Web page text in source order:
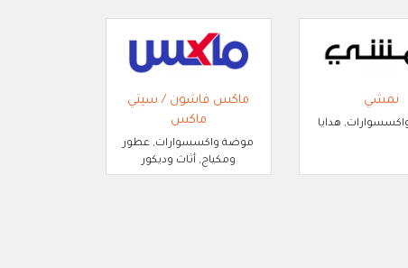
نمشي
هدايا
ماكس فاشون / سيتي
ماكس
موضة واكسسوارات, عطور
ومكياج, أثاث وديكور